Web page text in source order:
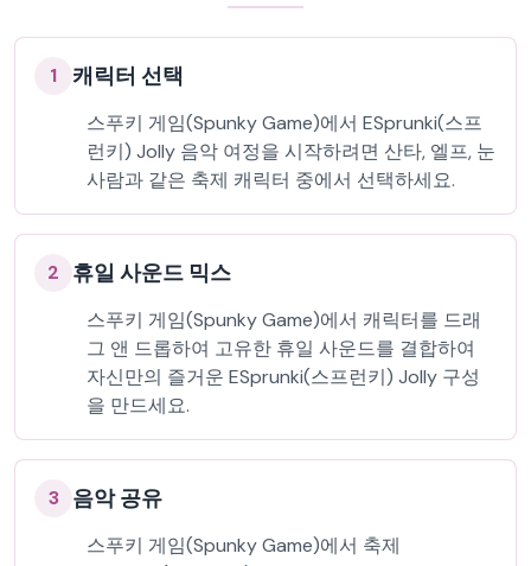
1 캐릭터 선택
스푸키 게임(Spunky Game)에서 ESprunki(스프
런키) Jolly 음악 여정을 시작하려면 산타, 엘프, 눈
사람과 같은 축제 캐릭터 중에서 선택하세요.
2 휴일 사운드 믹스
스푸키 게임(Spunky Game)에서 캐릭터를 드래
그 앤 드롭하여 고유한 휴일 사운드를 결합하여
자신만의 즐거운 ESprunki(스프런키) Jolly 구성
을 만드세요.
3 음악 공유
스푸키 게임(Spunky Game)에서 축제